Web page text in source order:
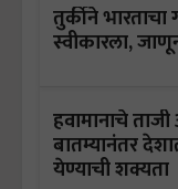
तुर्कीने
स्वीकारला,
हवामानाचे
बातम्यानंतर
येण्याची शक्यता